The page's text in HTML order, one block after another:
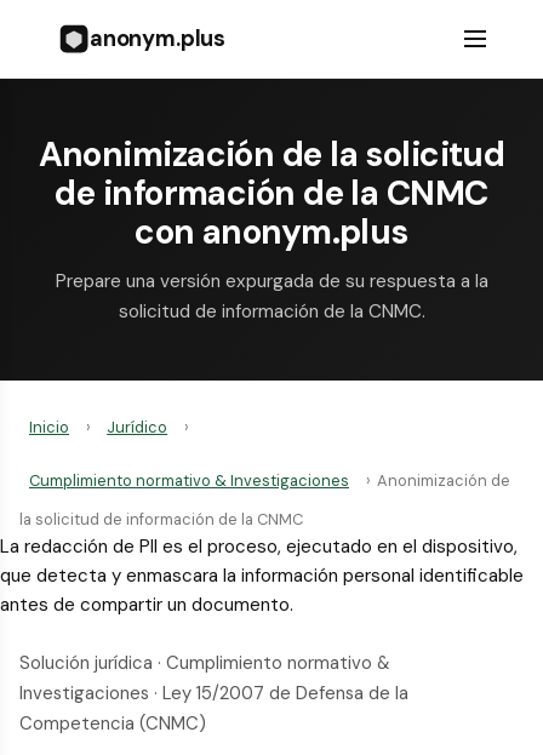
anonym.plus
Anonimización de la solicitud
de información de la CNMC
con anonym.plus
Prepare una versión expurgada de su respuesta a la
solicitud de información de la CNMC.
Inicio › Jurídico ›
Cumplimiento normativo & Investigaciones › Anonimización de
la solicitud de información de la CNMC
La redacción de PII es el proceso, ejecutado en el dispositivo,
que detecta y enmascara la información personal identificable
antes de compartir un documento.
Solución jurídica · Cumplimiento normativo &
Investigaciones · Ley 15/2007 de Defensa de la
Competencia (CNMC)